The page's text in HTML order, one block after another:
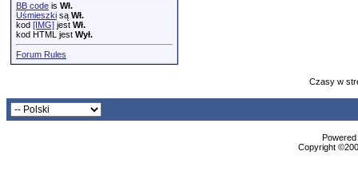
BB code is Wł.
Uśmieszki są Wł.
kod [IMG] jest Wł.
kod HTML jest Wył.
Forum Rules
Czasy w
Copyright